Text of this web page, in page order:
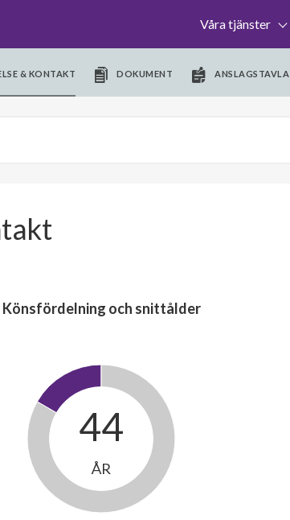
Våra tjänster
& KONTAKT DOKUMENT ANSLAGSTAVLA
Könsfördelning och snittålder
44
ÅR